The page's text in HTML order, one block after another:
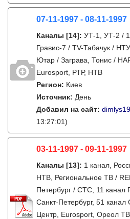
07-11-1997 - 08-11-1997
Каналы [14]: УТ-1, УТ-2 /
Гравис-7 / TV-Табачук /
Ютар / Заграва, Тонис /
Eurosport, РТР, НТВ
Регион: Киев
Источник: День
Добавил на сайт:
13:27:01)
03-11-1997 - 09-11-1997
Каналы [13]: 1 канал,
НТВ, Региональное ТВ /
Петербург / СТС, 11 канал
Санкт-Петербург, 51 канал
Центр, Eurosport, Ореол